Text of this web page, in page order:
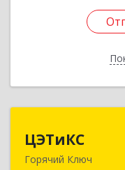
ЦЭТиКС
Горячий Ключ
353290,